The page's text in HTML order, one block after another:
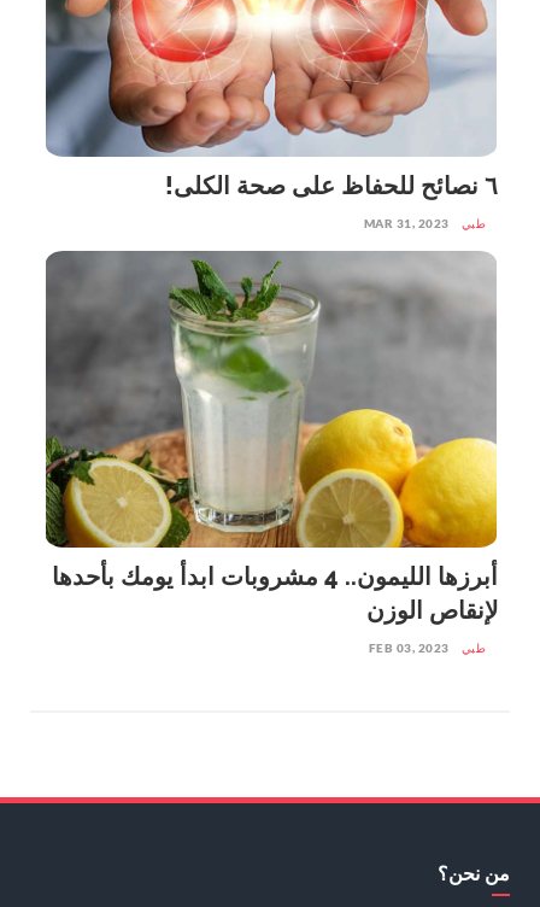
٦ نصائح للحفاظ على صحة الكلى!
طبي MAR 31, 2023
أبرزها الليمون.. 4 مشروبات ابدأ يومك بأحدها
لإنقاص الوزن
طبي FEB 03, 2023
من نحن؟